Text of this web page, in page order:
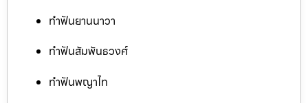
ทำฟันยานนาวา
ทำฟันสัมพันธวงศ์
ทำฟันพญาไท